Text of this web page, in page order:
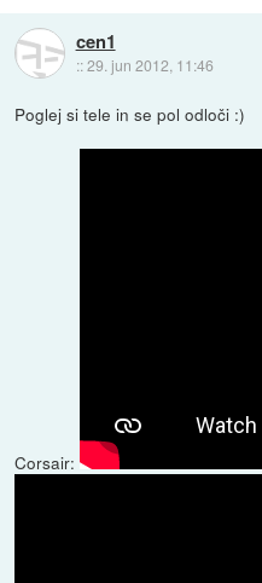
cen1
::29. jun 2012, 11:46
Poglej si tele in se pol odloči :)
Corsair: